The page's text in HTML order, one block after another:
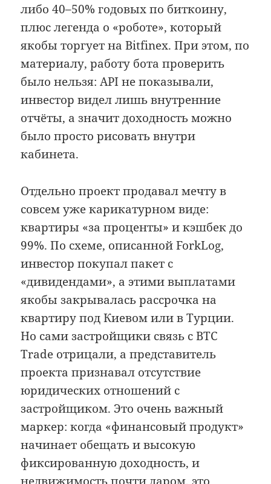
либо 40–50% годовых по биткоину,
плюс легенда о «роботе», который
якобы торгует на Bitfinex. При этом, по
материалу, работу бота проверить
было нельзя: API не показывали,
инвестор видел лишь внутренние
отчёты, а значит доходность можно
было просто рисовать внутри
кабинета.
Отдельно проект продавал мечту в
совсем уже карикатурном виде:
квартиры «за проценты» и кэшбек до
99%. По схеме, описанной ForkLog,
инвестор покупал пакет с
«дивидендами», а этими выплатами
якобы закрывалась рассрочка на
квартиру под Киевом или в Турции.
Но сами застройщики связь с BTC
Trade отрицали, а представитель
проекта признавал отсутствие
юридических отношений с
застройщиком. Это очень важный
маркер: когда «финансовый продукт»
начинает обещать и высокую
фиксированную доходность, и
недвижимость почти даром, это